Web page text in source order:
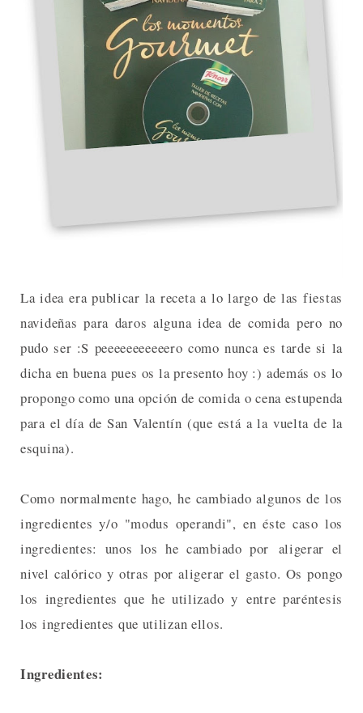
La idea era publicar la receta a lo largo de las fiestas
navideñas para daros alguna idea de comida pero no
pudo ser :S peeeeeeeeeeero como nunca es tarde si la
dicha en buena pues os la presento hoy :) además os lo
propongo como una opción de comida o cena estupenda
para el día de San Valentín (que está a la vuelta de la
esquina).
Como normalmente hago, he cambiado algunos de los
ingredientes y/o "modus operandi", en éste caso los
ingredientes: unos los he cambiado por aligerar el
nivel calórico y otras por aligerar el gasto. Os pongo
los ingredientes que he utilizado y entre paréntesis
los ingredientes que utilizan ellos.
Ingredientes: